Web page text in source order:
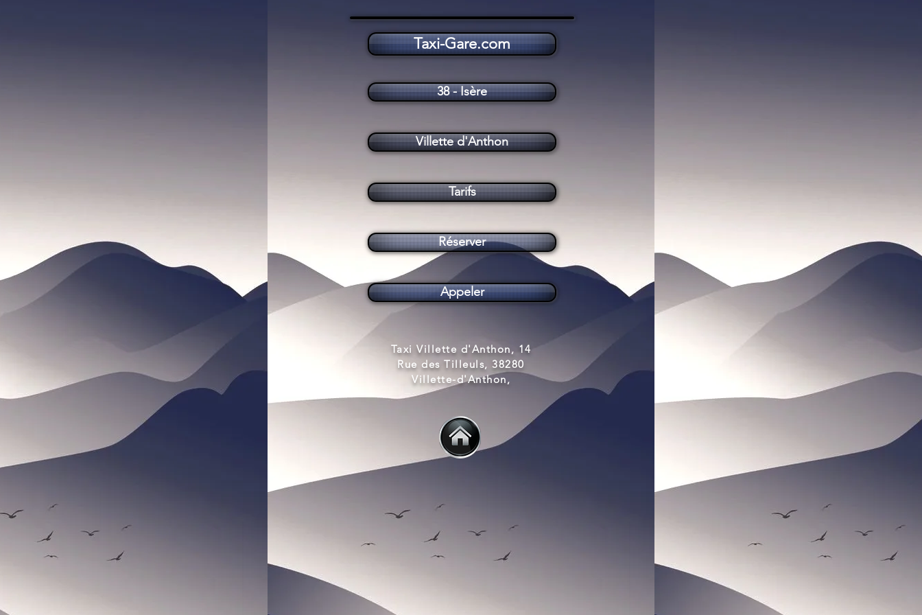
Tarifs
Taxi Villette d'Anthon (38280)
Villette d'Anthon
Taxi-Gare.com
Réserver
Appeler
38 - Isère
Taxi Villette d'Anthon, 14
Rue des Tilleuls, 38280
Villette-d'Anthon,